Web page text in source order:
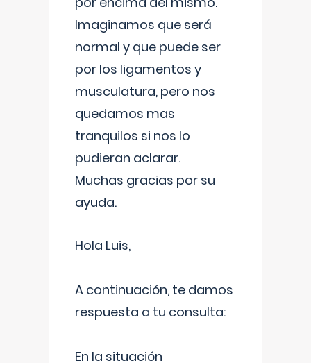
Imaginamos que será
normal y que puede ser
por los ligamentos y
musculatura, pero nos
quedamos mas
tranquilos si nos lo
pudieran aclarar.
Muchas gracias por su
ayuda.
Hola Luis,
A continuación, te damos
respuesta a tu consulta:
En la situación